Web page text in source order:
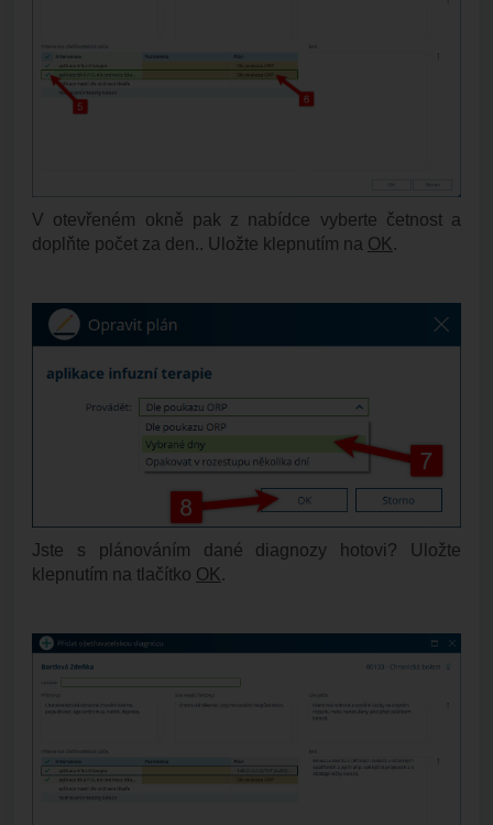
V otevřeném okně pak z nabídce vyberte četnost a
doplňte počet za den.. Uložte klepnutím na OK .
Jste s plánováním dané diagnozy hotovi? Uložte
klepnutím na tlačítko OK .